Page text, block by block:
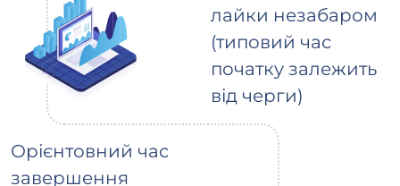
лайки незабаром
(типовий час
початку залежить
від черги)
Орієнтовний час
завершення